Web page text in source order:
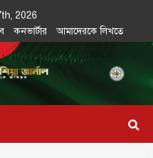
2026
কনভার্টার আমাদেরকে লিখতে